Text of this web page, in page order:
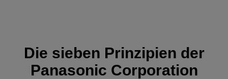
Die sieben Prinzipien der
Panasonic Corporation